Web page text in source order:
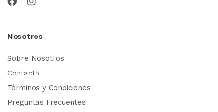
Nosotros
Sobre Nosotros
Contacto
Términos y Condiciones
Preguntas Frecuentes